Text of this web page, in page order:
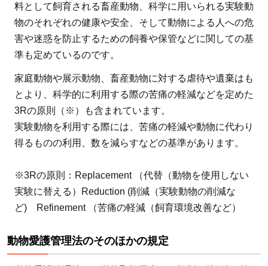
料として飼育される畜産動物、科学に用いられる実験動
物のそれぞれの健康や安全、そして動物による人への危
害や迷惑を防止するための飼養や保管などに関しての基
準も定めているのです。
家庭動物や展示動物、畜産動物に対する虐待や遺棄はも
とより、科学的に利用する際の苦痛の軽減などを定めた
3Rの原則（※）も含まれています。
実験動物を利用する際には、苦痛の軽減や動物に代わり
得るものの利用、数を減らすなどの基準があります。
※3Rの原則：Replacement （代替（動物を使用しない
実験に替える）Reduction (削減（実験動物の削減な
ど) Refinement （苦痛の軽減（飼育環境改善など）
動物愛護管理法のそのほかの規定